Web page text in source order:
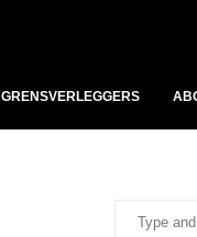
GRENSVERLEGGERS